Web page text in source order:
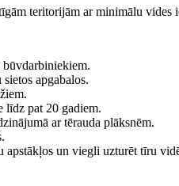
teritorijām ar minimālu vides
būvdarbiniekiem.
apgabalos.
līdz pat 20 gadiem.
ar tērauda plāksnēm.
un viegli uzturēt tīru